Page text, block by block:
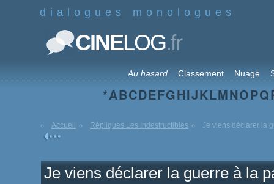
dialogues monologues
CINELOG.fr
Au hasard Classement Nuage
*ABCDEFGHIJKLMNOPQ
Accueil Répliques Les Indestructibles Je viens déclarer la
Je viens déclarer la guerre à la